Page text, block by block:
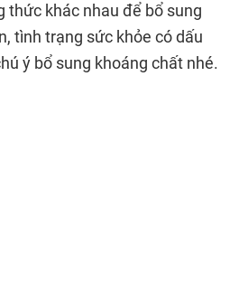
thức khác nhau để bổ sung
tình trạng sức khỏe có dấu
ý bổ sung khoáng chất nhé.